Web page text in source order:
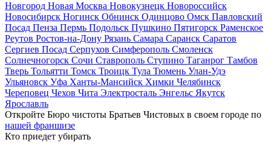
Новгород Новая Москва Новокузнецк Новороссийск
Новосибирск Ногинск Обнинск Одинцово Омск Павловский
Посад Пенза Пермь Подольск Пушкино Пятигорск Раменское
Реутов Ростов-на-Дону Рязань Самара Саранск Саратов
Сергиев Посад Серпухов Симферополь Смоленск
Солнечногорск Сочи Ставрополь Ступино Таганрог Тамбов
Тверь Тольятти Томск Троицк Тула Тюмень Улан-Удэ
Ульяновск Уфа Ханты-Мансийск Химки Челябинск
Череповец Чехов Чита Электросталь Энгельс Якутск
Ярославль
Откройте Бюро чистоты Братьев Чистовых в своем городе по
нашей франшизе
Кто приедет убирать